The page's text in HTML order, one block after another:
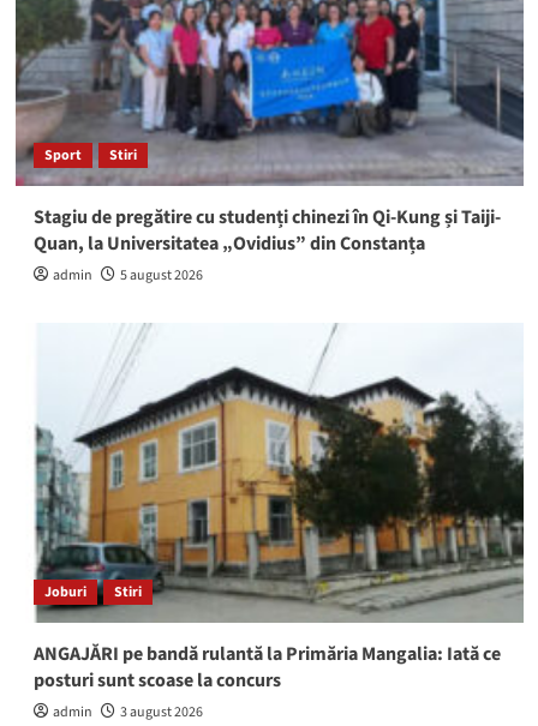
Sport Stiri
Stagiu de pregătire cu studenți chinezi în Qi-Kung și Taiji-
Quan, la Universitatea „Ovidius” din Constanța
admin 5 august 2026
Joburi Stiri
ANGAJĂRI pe bandă rulantă la Primăria Mangalia: Iată ce
posturi sunt scoase la concurs
admin 3 august 2026